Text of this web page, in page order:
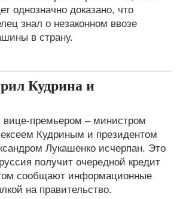
однозначно доказано, что
знал о незаконном ввозе
в страну.
Кудрина и
премьером – министром
Кудриным и президентом
Лукашенко исчерпан. Это
получит очередной кредит
сообщают информационные
на правительство.